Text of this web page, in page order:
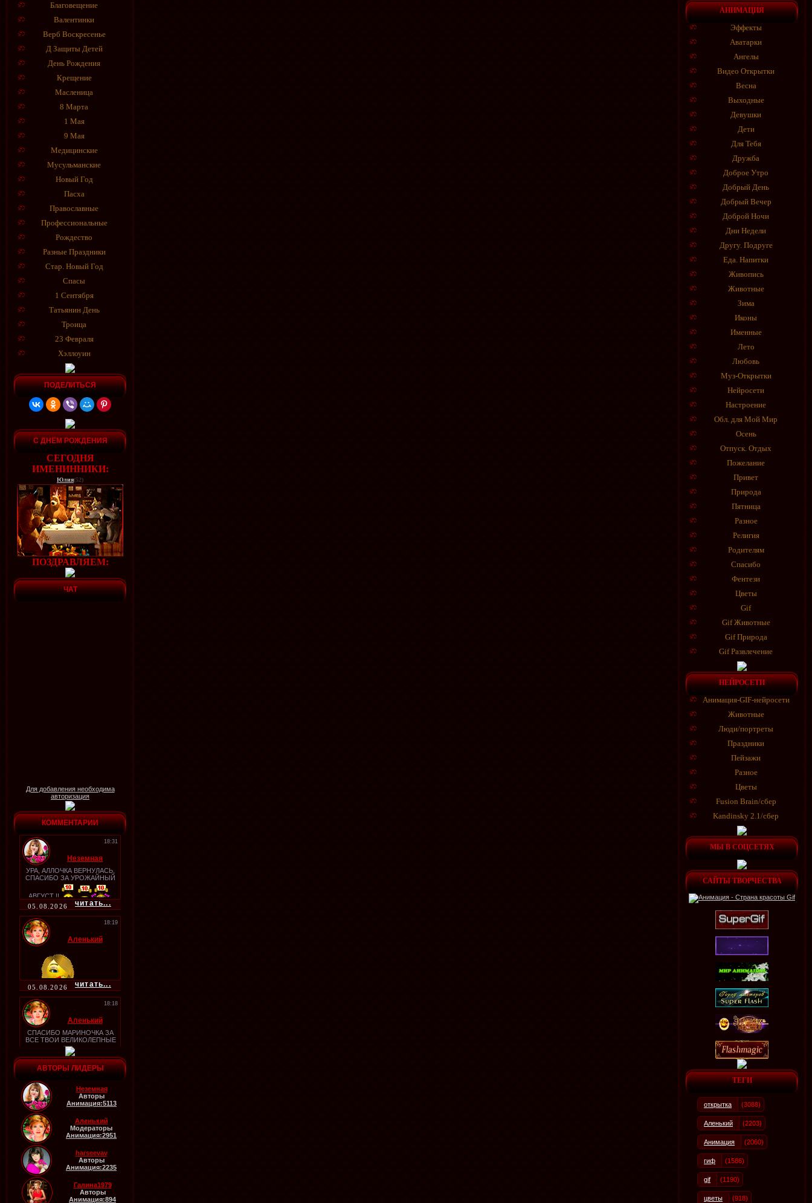
Благовещение
Валентинки
Верб Воскресенье
Д Защиты Детей
День Рождения
Крещение
Масленица
8 Марта
1 Мая
9 Мая
Медицинские
Мусульманские
Новый Год
Пасха
Православные
Профессиональные
Рождество
Разные Праздники
Стар. Новый Год
Спасы
1 Сентября
Татьянин День
Троица
23 Февраля
Хэллоуин
ПОДЕЛИТЬСЯ
С ДНЁМ РОЖДЕНИЯ
СЕГОДНЯ
ИМЕНИННИКИ:
Юлия(52)
ПОЗДРАВЛЯЕМ:
ЧАТ
Для добавления необходима
авторизация
КОММЕНТАРИИ
18:31
Неземная
УРА, АЛЛОЧКА ВЕРНУЛАСЬ,
СПАСИБО ЗА УРОЖАЙНЫЙ
АВГУСТ !!
05.08.2026 читать...
18:19
Аленький
05.08.2026 читать...
18:18
Аленький
СПАСИБО МАРИНОЧКА ЗА
ВСЕ ТВОИ ВЕЛИКОЛЕПНЫЕ
РАБОТЫ!
05.08.2026 читать...
Аленький
05.08.2026
06:19
Аленький
ПУСТЬ ВСЁ ТАК И БУДЕТ
АВТОРЫ ЛИДЕРЫ
Неземная
Авторы
Анимация:5113
Аленький
Модераторы
Анимация:2951
harseevav
Авторы
Анимация:2235
Галина1979
Авторы
Анимация:894
АНИМАЦИЯ
Эффекты
Аватарки
Ангелы
Видео Открытки
Весна
Выходные
Девушки
Дети
Для Тебя
Дружба
Доброе Утро
Добрый День
Добрый Вечер
Доброй Ночи
Дни Недели
Другу. Подруге
Еда. Напитки
Живопись
Животные
Зима
Иконы
Именные
Лето
Любовь
Муз-Открытки
Нейросети
Настроение
Обл. для Мой Мир
Осень
Отпуск. Отдых
Пожелание
Привет
Природа
Пятница
Разное
Религия
Родителям
Спасибо
Фентези
Цветы
Gif
Gif Животные
Gif Природа
Gif Развлечение
НЕЙРОСЕТИ
Анимация-GIF-нейросети
Животные
Люди/портреты
Праздники
Пейзажи
Разное
Цветы
Fusion Brain/сбер
Kandinsky 2.1/сбер
МЫ В СОЦСЕТЯХ
САЙТЫ ТВОРЧЕСТВА
ТЕГИ
открытка (3088)
Аленький (2203)
Анимация (2060)
гиф (1586)
gif (1190)
цветы (918)